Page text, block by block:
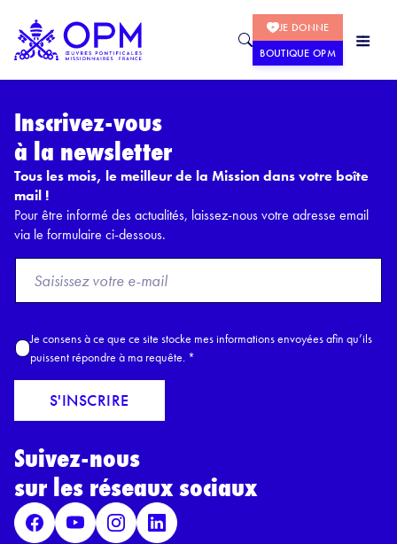
JE DONNE
BOUTIQUE OPM
Inscrivez-vous
à la newsletter
Tous les mois, le meilleur de la Mission dans votre boîte
mail !
Pour être informé des actualités, laissez-nous votre adresse email
via le formulaire ci-dessous.
o
E
a
l
A
c
c
r
R
P
D
*
Je consens à ce que ce site stocke mes informations envoyées afin qu’ils
puissent répondre à ma requête. *
S'INSCRIRE
Suivez-nous
sur les réseaux sociaux